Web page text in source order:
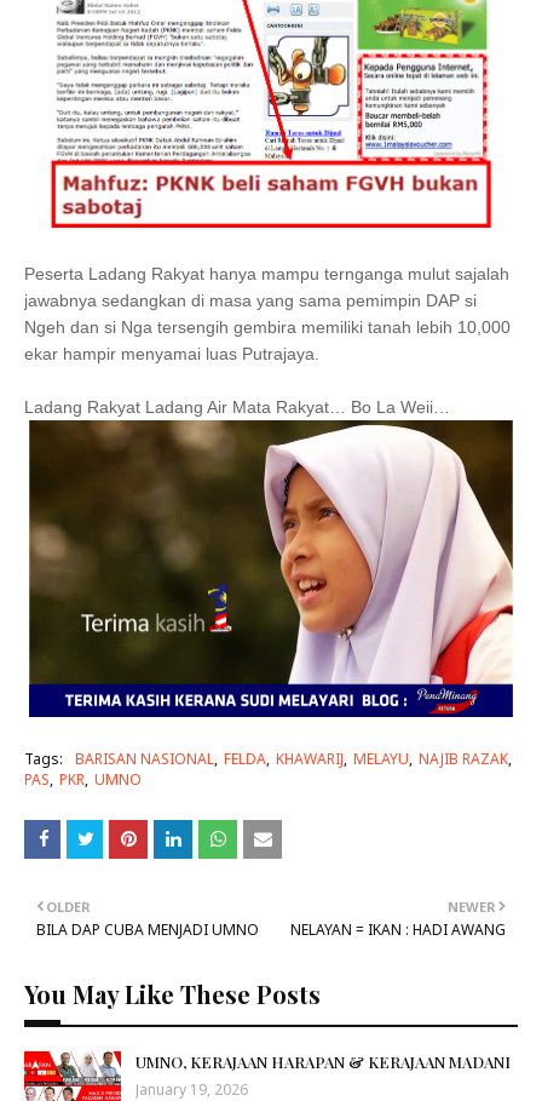
Peserta Ladang Rakyat hanya mampu ternganga mulut sajalah
jawabnya sedangkan di masa yang sama pemimpin DAP si
Ngeh dan si Nga tersengih gembira memiliki tanah lebih 10,000
ekar hampir menyamai luas Putrajaya.
Ladang Rakyat Ladang Air Mata Rakyat… Bo La Weii…
Tags: BARISAN NASIONAL FELDA KHAWARIJ MELAYU NAJIB RAZAK
PAS PKR UMNO
NEWER
NELAYAN = IKAN : HADI AWANG
OLDER
BILA DAP CUBA MENJADI UMNO
You May Like These Posts
UMNO, KERAJAAN HARAPAN & KERAJAAN MADANI
January 19, 2026